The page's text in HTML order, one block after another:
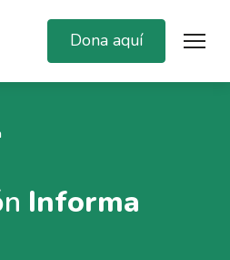
Dona aquí
Informa